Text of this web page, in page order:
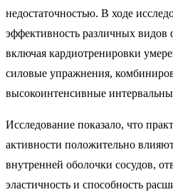
недостаточностью. В ходе
эффективность различных видов
включая кардиотренировки
силовые упражнения,
высокоинтенсивные
Исследование показало, что
активности положительно
внутренней оболочки сосудов,
эластичность и способность